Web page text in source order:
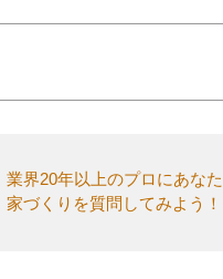
業界20年以上のプロにあな
家づくりを質問してみよう！